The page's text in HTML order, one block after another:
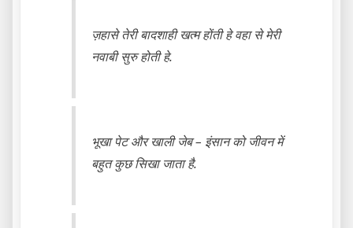
ज़हासे तेरी बादशाही खत्म होंती हे वहा से मेरी
नवाबी सुरु होती हे.
भूखा पेट और खाली जेब – इंसान को जीवन में
बहुत कुछ सिखा जाता है.